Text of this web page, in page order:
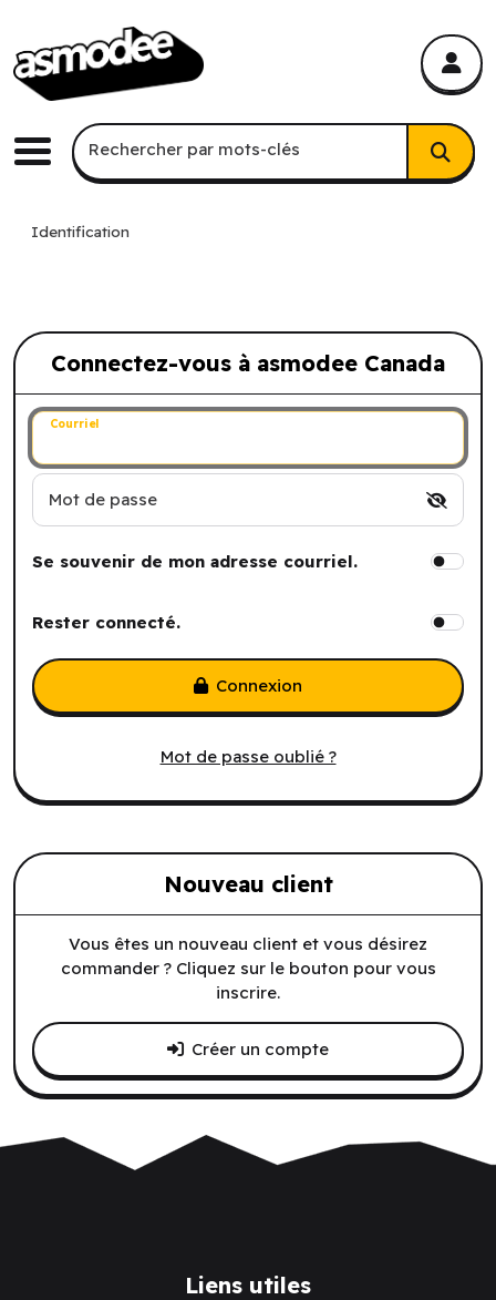
Menu
Recherche par mots-clés
Rechercher par mots-clés
Identification
Connectez-vous à asmodee Canada
Connectez-vous à asmodee Canada
Courriel
Mot de passe
Se souvenir de mon adresse courriel.
Rester connecté.
Mot de passe oublié ?
Connexion
Nouveau client
Vous êtes un nouveau client et vous désirez
commander ? Cliquez sur le bouton pour vous
inscrire.
Créer un compte
Liens utiles